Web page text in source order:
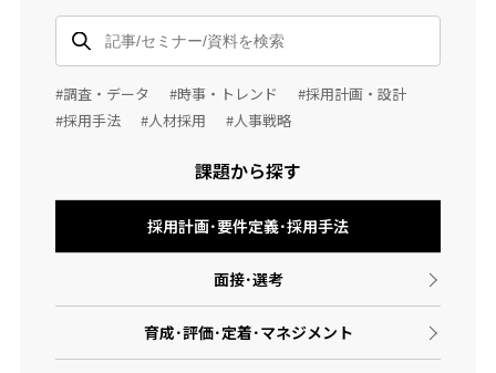
#調査・データ #時事・トレンド
#採用計画・設計
#採用手法
#人材採用 #人事戦略
課題から探す
採用計画･要件定義･採用手法
面接･選考
育成･評価･定着･マネジメント